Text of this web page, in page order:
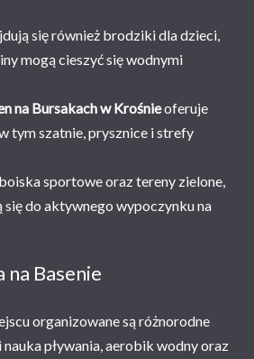
się również brodziki dla dzieci,
mogą cieszyć się wodnymi
na Bursakach w Krośnieoferuje
tym szatnie, prysznice i strefy
sportowe oraz tereny zielone,
się do aktywnego wypoczynku na
na Basenie
organizowane są różnorodne
pływania, aerobik wodny oraz